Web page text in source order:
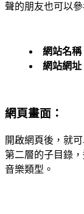
聲的朋友也可以參
網站名稱
網站網址
網頁畫面：
開啟網頁後，就
第二層的子目錄
音樂類型。